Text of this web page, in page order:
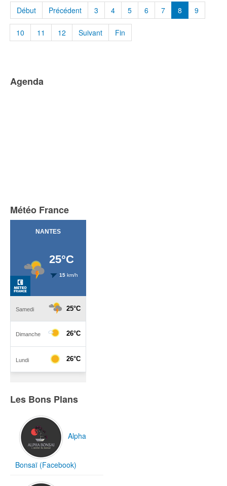
Début Précédent 3 4 5 6 7 8 9
10 11 12 Suivant Fin
Agenda
Météo France
Les Bons Plans
Alpha
Bonsaï (Facebook)